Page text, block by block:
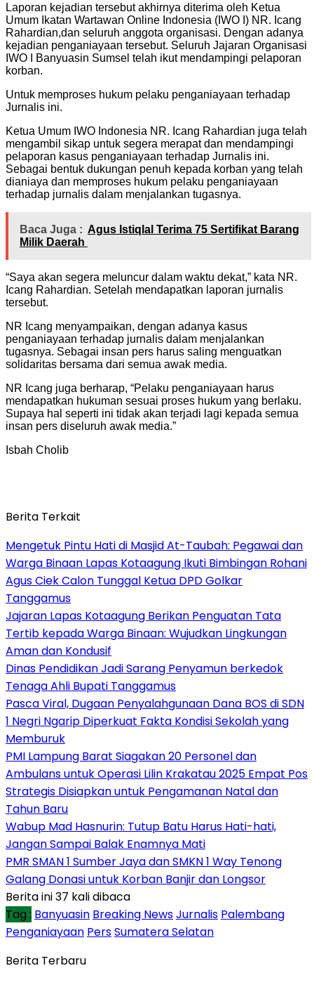
Laporan kejadian tersebut akhirnya diterima oleh Ketua
Umum Ikatan Wartawan Online Indonesia (IWO I) NR. Icang
Rahardian,dan seluruh anggota organisasi. Dengan adanya
kejadian penganiayaan tersebut. Seluruh Jajaran Organisasi
IWO I Banyuasin Sumsel telah ikut mendampingi pelaporan
korban.
Untuk memproses hukum pelaku penganiayaan terhadap
Jurnalis ini.
Ketua Umum IWO Indonesia NR. Icang Rahardian juga telah
mengambil sikap untuk segera merapat dan mendampingi
pelaporan kasus penganiayaan terhadap Jurnalis ini.
Sebagai bentuk dukungan penuh kepada korban yang telah
dianiaya dan memproses hukum pelaku penganiayaan
terhadap jurnalis dalam menjalankan tugasnya.
Baca Juga : Agus Istiqlal Terima 75 Sertifikat Barang
Milik Daerah
“Saya akan segera meluncur dalam waktu dekat,” kata NR.
Icang Rahardian. Setelah mendapatkan laporan jurnalis
tersebut.
NR Icang menyampaikan, dengan adanya kasus
penganiayaan terhadap jurnalis dalam menjalankan
tugasnya. Sebagai insan pers harus saling menguatkan
solidaritas bersama dari semua awak media.
NR Icang juga berharap, “Pelaku penganiayaan harus
mendapatkan hukuman sesuai proses hukum yang berlaku.
Supaya hal seperti ini tidak akan terjadi lagi kepada semua
insan pers diseluruh awak media.”
Isbah Cholib
Berita Terkait
Mengetuk Pintu Hati di Masjid At-Taubah: Pegawai dan
Warga Binaan Lapas Kotaagung Ikuti Bimbingan Rohani
Agus Ciek Calon Tunggal Ketua DPD Golkar
Tanggamus
Jajaran Lapas Kotaagung Berikan Penguatan Tata
Tertib kepada Warga Binaan: Wujudkan Lingkungan
Aman dan Kondusif
Dinas Pendidikan Jadi Sarang Penyamun berkedok
Tenaga Ahli Bupati Tanggamus
Pasca Viral, Dugaan Penyalahgunaan Dana BOS di SDN
1 Negri Ngarip Diperkuat Fakta Kondisi Sekolah yang
Memburuk
PMI Lampung Barat Siagakan 20 Personel dan
Ambulans untuk Operasi Lilin Krakatau 2025 Empat Pos
Strategis Disiapkan untuk Pengamanan Natal dan
Tahun Baru
Wabup Mad Hasnurin: Tutup Batu Harus Hati-hati,
Jangan Sampai Balak Enamnya Mati
PMR SMAN 1 Sumber Jaya dan SMKN 1 Way Tenong
Galang Donasi untuk Korban Banjir dan Longsor
Berita ini 37 kali dibaca
Tag : Banyuasin Breaking NewsJurnalis Palembang
Penganiayaan PersSumatera Selatan
Berita Terbaru